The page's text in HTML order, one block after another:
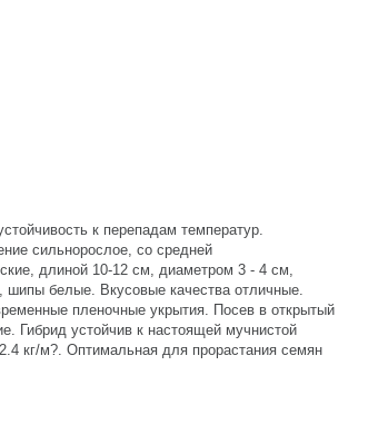
к перепадам температур.
сильнорослое, со средней
длиной 10-12 см, диаметром 3 - 4 см,
белые. Вкусовые качества отличные.
пленочные укрытия. Посев в открытый
Гибрид устойчив к настоящей мучнистой
кг/м?. Оптимальная для прорастания семян